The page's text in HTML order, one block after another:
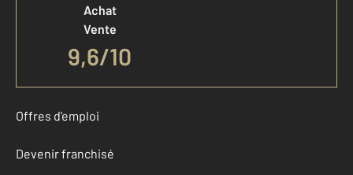
Achat
Vente
9,6/10
Offres d'emploi
Devenir franchisé